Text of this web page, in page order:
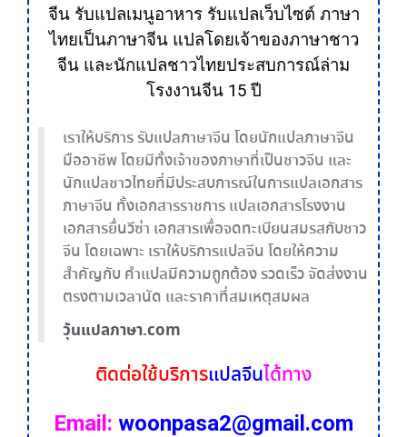
จีน รับแปลเมนูอาหาร รับแปลเว็บไซต์ ภาษา
ไทยเป็นภาษาจีน แปลโดยเจ้าของภาษาชาว
จีน และนักแปลชาวไทยประสบการณ์ล่าม
โรงงานจีน 15 ปี
เราให้บริการ รับแปลภาษาจีน โดยนักแปลภาษาจีน
มืออาชีพ โดยมีทั้งเจ้าของภาษาที่เป็นชาวจีน และ
นักแปลชาวไทยที่มีประสบการณ์ในการแปลเอกสาร
ภาษาจีน ทั้งเอกสารราชการ แปลเอกสารโรงงาน
เอกสารยื่นวีซ่า เอกสารเพื่อจดทะเบียนสมรสกับชาว
จีน โดยเฉพาะ เราให้บริการแปลจีน โดยให้ความ
สำคัญกับ คำแปลมีความถูกต้อง รวดเร็ว จัดส่งงาน
ตรงตามเวลานัด และราคาที่สมเหตุสมผล
วุ้นแปลภาษา.com
ติดต่อใช้บริการแปลจีนได้ทาง
Email: woonpasa2@gmail.com